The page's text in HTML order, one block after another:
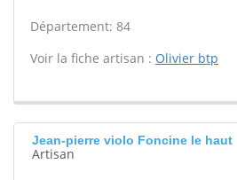
Département: 84
Voir la fiche artisan : Olivier btp
Jean-pierre violo Foncine le haut
Artisan